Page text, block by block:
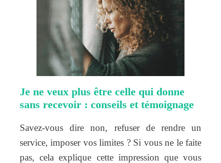
Je ne veux plus être celle qui donne
sans recevoir : conseils et témoignage
Savez-vous dire non, refuser de rendre un
service, imposer vos limites ? Si vous ne le faite
pas, cela explique cette impression que vous